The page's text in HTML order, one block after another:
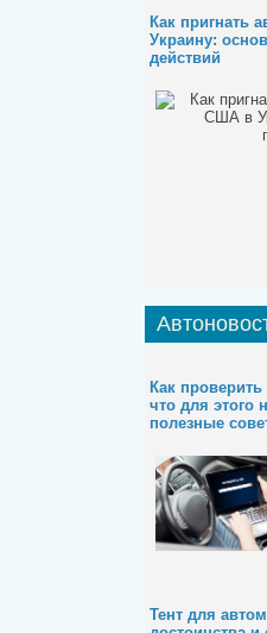
Как пригнать
Украину:
действий
Как
что для этого
полезные
Тент для